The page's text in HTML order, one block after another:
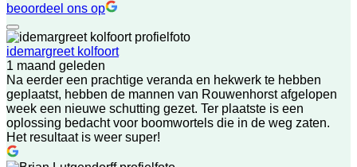
beoordeel ons op
idemargreet kolfoort
1 maand geleden
Na eerder een prachtige veranda en hekwerk te hebben
geplaatst, hebben de mannen van Rouwenhorst afgelopen
week een nieuwe schutting gezet. Ter plaatste is een
oplossing bedacht voor boomwortels die in de weg zaten.
Het resultaat is weer super!